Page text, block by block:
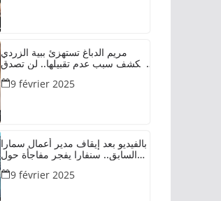
مريم الدباغ تستهزئ ببية الزردي
وتكشف سبب عدم تقبيلها.. لن تصدق
ما قالته
9 février 2025
بالفيديو بعد إيقاف مدير أعمال سمارا
السابق.. سنفارا يفجر مفاجأة حول
تطورات القضية لن تصدق ما قاله
9 février 2025